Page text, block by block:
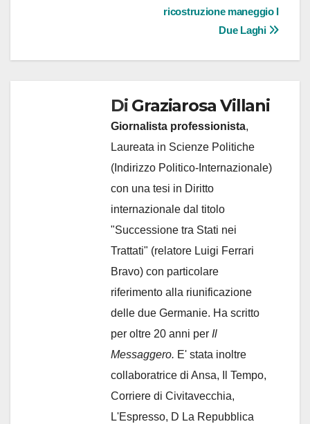
ricostruzione maneggio I
Due Laghi
Di Graziarosa Villani
Giornalista professionista,
Laureata in Scienze Politiche
(Indirizzo Politico-Internazionale)
con una tesi in Diritto
internazionale dal titolo
"Successione tra Stati nei
Trattati" (relatore Luigi Ferrari
Bravo) con particolare
riferimento alla riunificazione
delle due Germanie. Ha scritto
per oltre 20 anni per Il
Messaggero. E' stata inoltre
collaboratrice di Ansa, Il Tempo,
Corriere di Civitavecchia,
L'Espresso, D La Repubblica